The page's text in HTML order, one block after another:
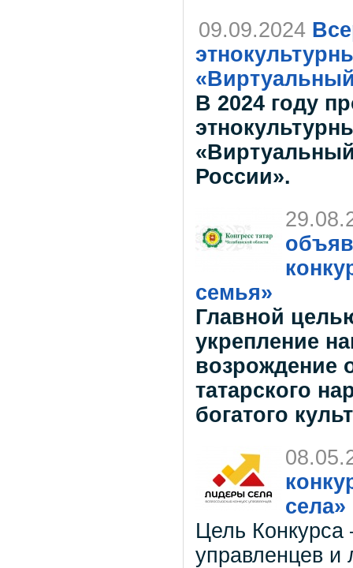
09.09.2024
В 2024 году
России».
семья»
Главной
укрепление
возрождение
татарского
богатого
села»
Цель Конкурса
управленцев и